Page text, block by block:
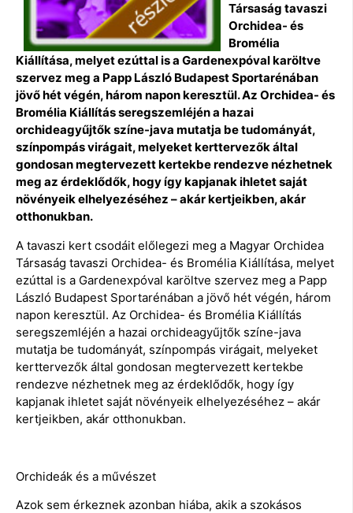
Társaság tavaszi
Orchidea- és
Bromélia
Kiállítása, melyet ezúttal is a Gardenexpóval karöltve
szervez meg a Papp László Budapest Sportarénában
jövő hét végén, három napon keresztül. Az Orchidea- és
Bromélia Kiállítás seregszemléjén a hazai
orchideagyűjtők színe-java mutatja be tudományát,
színpompás virágait, melyeket kerttervezők által
gondosan megtervezett kertekbe rendezve nézhetnek
meg az érdeklődők, hogy így kapjanak ihletet saját
növényeik elhelyezéséhez – akár kertjeikben, akár
otthonukban.
A tavaszi kert csodáit előlegezi meg a Magyar Orchidea
Társaság tavaszi Orchidea- és Bromélia Kiállítása, melyet
ezúttal is a Gardenexpóval karöltve szervez meg a Papp
László Budapest Sportarénában a jövő hét végén, három
napon keresztül. Az Orchidea- és Bromélia Kiállítás
seregszemléjén a hazai orchideagyűjtők színe-java
mutatja be tudományát, színpompás virágait, melyeket
kerttervezők által gondosan megtervezett kertekbe
rendezve nézhetnek meg az érdeklődők, hogy így
kapjanak ihletet saját növényeik elhelyezéséhez – akár
kertjeikben, akár otthonukban.
Orchideák és a művészet
Azok sem érkeznek azonban hiába, akik a szokásos